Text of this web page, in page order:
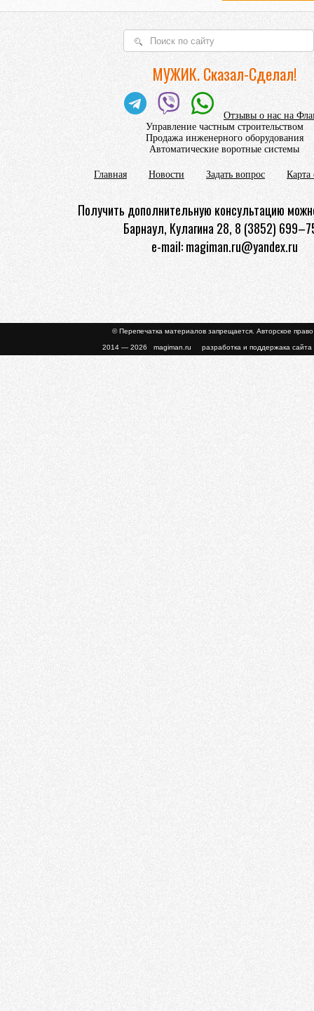
МУЖИК. Сказал-Сделал!
Отзывы о нас на
Управление частным строительством
Продажа инженерного оборудования
Автоматические воротные системы
Главная Новости Задать вопрос Карта
Получить дополнительную консультацию
Барнаул, Кулагина 28, 8 (3852)
e-mail: magiman.ru@yandex.ru
© Перепечатка материалов запрещается. Авторское
2014 — 2026 magiman.ru разработка и поддержака сайта